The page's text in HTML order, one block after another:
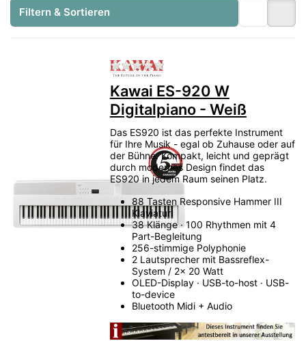
Filtern & Sortieren
Zu diesem Produkt liegen
Kawai ES-920 W
Digitalpiano - Weiß
Das ES920 ist das perfekte Instrument
für Ihre Musik - egal ob Zuhause oder auf
der Bühne. Kompakt, leicht und geprägt
durch modernes Design findet das
ES920 in jedem Raum seinen Platz.
88 Tasten Responsive Hammer III
Klaviatur
38 Klänge · 100 Rhythmen mit 4
Part-Begleitung
256-stimmige Polyphonie
2 Lautsprecher mit Bassreflex-
System / 2x 20 Watt
OLED-Display · USB-to-host · USB-
to-device
Bluetooth Midi + Audio